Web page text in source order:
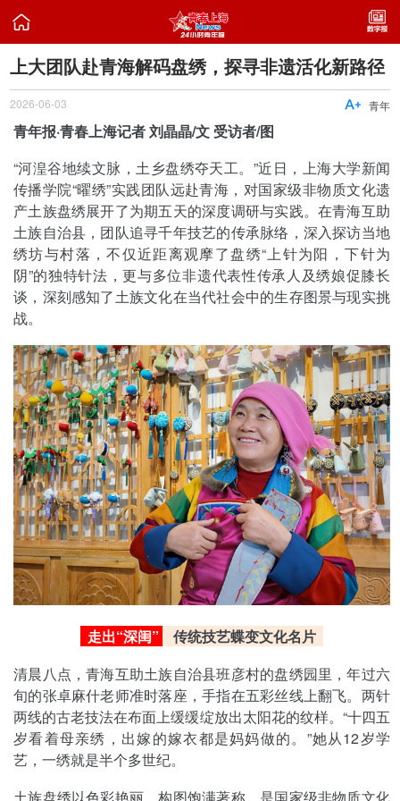

上大团队赴青海解码盘绣，探寻非遗活化新路径
2026-06-03 青年

青年报·青春上海记者 刘晶晶/文 受访者/图
“河湟谷地续文脉，土乡盘绣夺天工。”近日，上海大学新闻
传播学院“曜绣”实践团队远赴青海，对国家级非物质文化遗
产土族盘绣展开了为期五天的深度调研与实践。在青海互助
土族自治县，团队追寻千年技艺的传承脉络，深入探访当地
绣坊与村落，不仅近距离观摩了盘绣“上针为阳，下针为
阴”的独特针法，更与多位非遗代表性传承人及绣娘促膝长
谈，深刻感知了土族文化在当代社会中的生存图景与现实挑
战。
走出“深闺”
传统技艺蝶变文化名片
清晨八点，青海互助土族自治县班彦村的盘绣园里，年过六
旬的张卓麻什老师准时落座，手指在五彩丝线上翻飞。两针
两线的古老技法在布面上缓缓绽放出太阳花的纹样。“十四五
岁看着母亲绣，出嫁的嫁衣都是妈妈做的。”她从12岁学
艺，一绣就是半个多世纪。
土族盘绣以色彩艳丽、构图饱满著称，是国家级非物质文化